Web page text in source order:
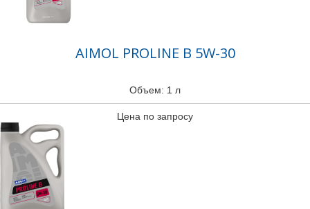
AIMOL PROLINE B 5W-30
Объем: 1 л
Цена по запросу